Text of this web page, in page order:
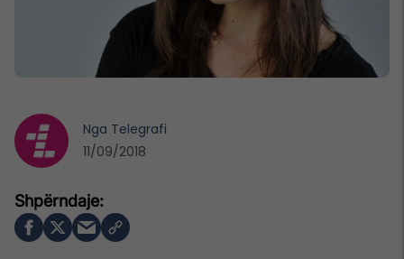
Nga Telegrafi
11/09/2018